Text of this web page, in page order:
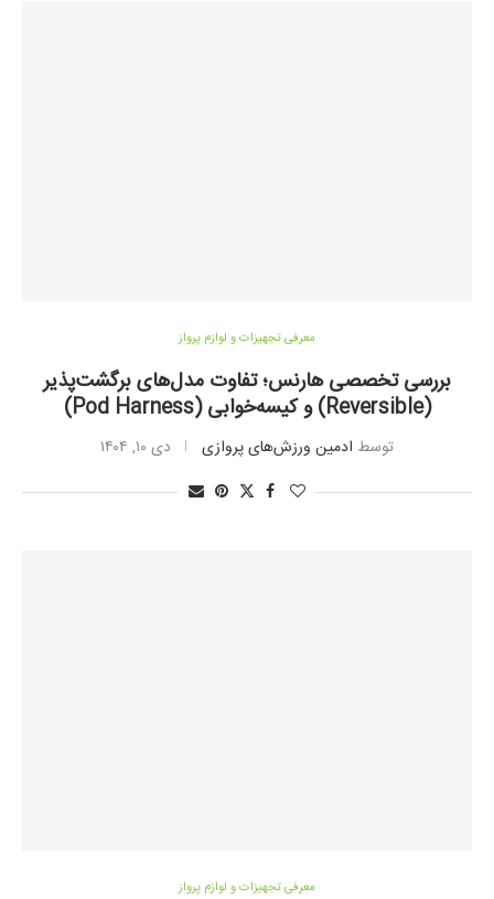
معرفی تجهیزات و لوازم پرواز
بررسی تخصصی هارنس؛ تفاوت مدل‌های برگشت‌پذیر
(Reversible) و کیسه‌خوابی (Pod Harness)
توسط ادمین ورزش‌های پروازی دی ۱۰, ۱۴۰۴
معرفی تجهیزات و لوازم پرواز